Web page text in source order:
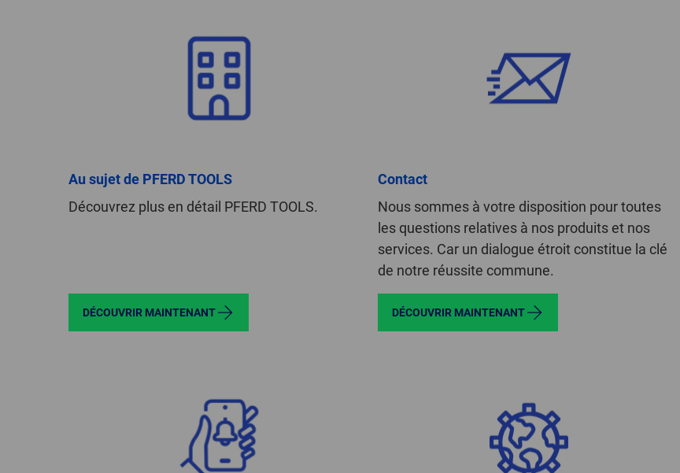
Au sujet de PFERD TOOLS
Découvrez plus en détail PFERD TOOLS.
DÉCOUVRIR MAINTENANT
Contact
Nous sommes à votre disposition pour toutes
les questions relatives à nos produits et nos
services. Car un dialogue étroit constitue la clé
de notre réussite commune.
DÉCOUVRIR MAINTENANT